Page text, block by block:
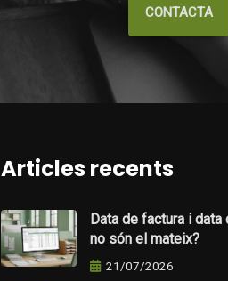
CONTACTA
Articles recents
Data de factura i data
no són el mateix?
21/07/2026